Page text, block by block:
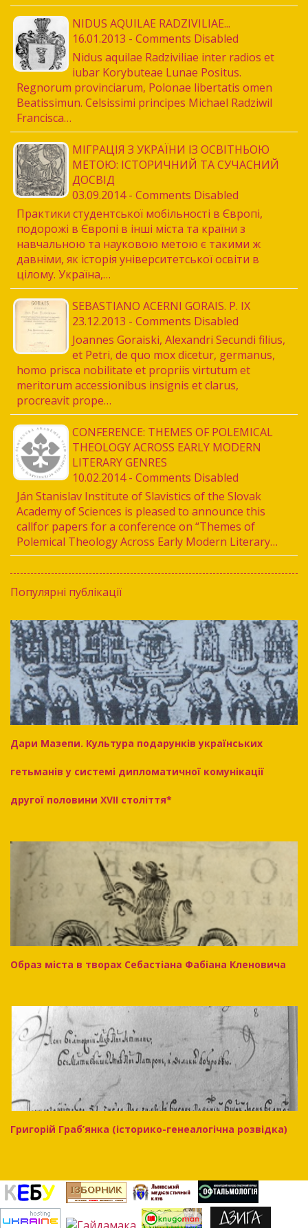
NIDUS AQUILAE RADZIVILIAE...
16.01.2013 - Comments Disabled
Nidus aquilae Radziviliae inter radios et
iubar Korybuteae Lunae Positus.
Regnorum provinciarum, Polonae libertatis omen
Beatissimun. Celsissimi principes Michael Radziwil
Francisca…
МІГРАЦІЯ З УКРАЇНИ ІЗ ОСВІТНЬОЮ
МЕТОЮ: ІСТОРИЧНИЙ ТА СУЧАСНИЙ
ДОСВІД
03.09.2014 - Comments Disabled
Практики студентської мобільності в Європі,
подорожі в Європі в інші міста та країни з
навчальною та науковою метою є такими ж
давніми, як історія університетської освіти в
цілому. Україна,…
SEBASTIANO ACERNI GORAIS. P. IX
23.12.2013 - Comments Disabled
Joannes Goraiski, Alexandri Secundi filius,
et Petri, de quo mox dicetur, germanus,
homo prisca nobilitate et propriis virtutum et
meritorum accessionibus insignis et clarus,
procreavit prope…
CONFERENCE: THEMES OF POLEMICAL
THEOLOGY ACROSS EARLY MODERN
LITERARY GENRES
10.02.2014 - Comments Disabled
Ján Stanislav Institute of Slavistics of the Slovak
Academy of Sciences is pleased to announce this
callfor papers for a conference on “Themes of
Polemical Theology Across Early Modern Literary…
Популярні публікації
Дари Мазепи. Культура подарунків українських
гетьманів у системі дипломатичної комунікації
другої половини XVII століття*
Образ міста в творах Себастіана Фабіана Кленовича
Григорій Граб’янка (історико-генеалогічна розвідка)